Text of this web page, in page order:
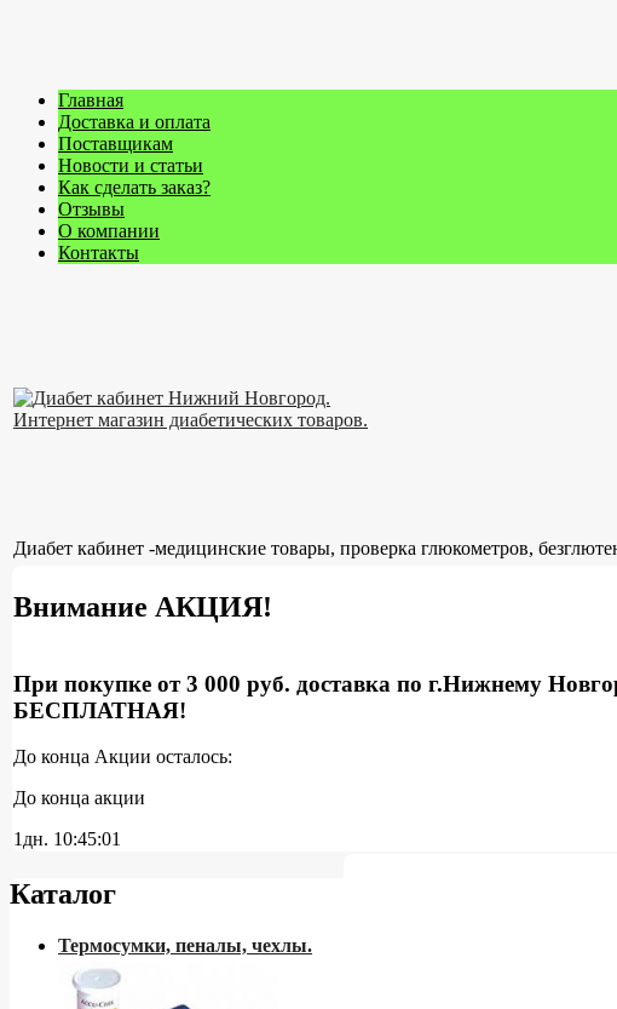
Главная
Доставка и оплата
Поставщикам
Новости и статьи
Как сделать заказ?
Отзывы
О компании
Контакты
Диабет кабинет -медицинские товары, проверка глюкометров,
Внимание АКЦИЯ!
При покупке от 3 000 руб. доставка по г.Нижнему
БЕСПЛАТНАЯ!
До конца Акции осталось:
До конца акции
1дн. 10:45:00
Каталог
Термосумки, пеналы, чехлы.